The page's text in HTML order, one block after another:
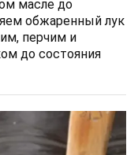
масле до
обжаренный лук
перчим и
до состояния